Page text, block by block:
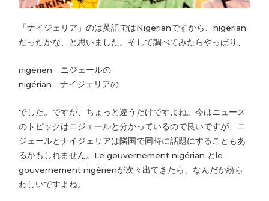
「ナイジェリア」のは英語ではNigerianですから、nigerian
だったかな、と思いました。そして調べてみたらやっぱり、
nigérien ニジェールの
nigérian ナイジェリアの
でした。ですが、ちょっと違うだけですよね。今はニュース
のトピックはニジェールと分かっているので良いですが、ニ
ジェールとナイジェリアは隣国で同時に話題にすることもあ
るかもしれません。Le gouvernement nigérian とle
gouvernement nigérienが次々出てきたら、なんだか紛ら
わしいですよね。